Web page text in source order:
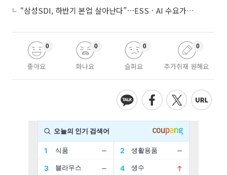
“삼성SDI, 하반기 본업 살아난다”⋯ESSㆍAI 수요가 견인
좋아요
0
화나요
0
슬퍼요
0
추가취재 원해요
0